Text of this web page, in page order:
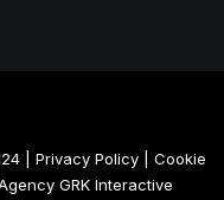
| Privacy Policy
Cookie
GRK Interactive